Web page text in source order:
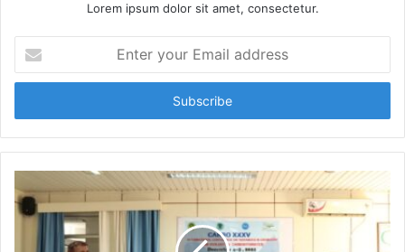
Lorem ipsum dolor sit amet, consectetur.
t
r
y
r
E